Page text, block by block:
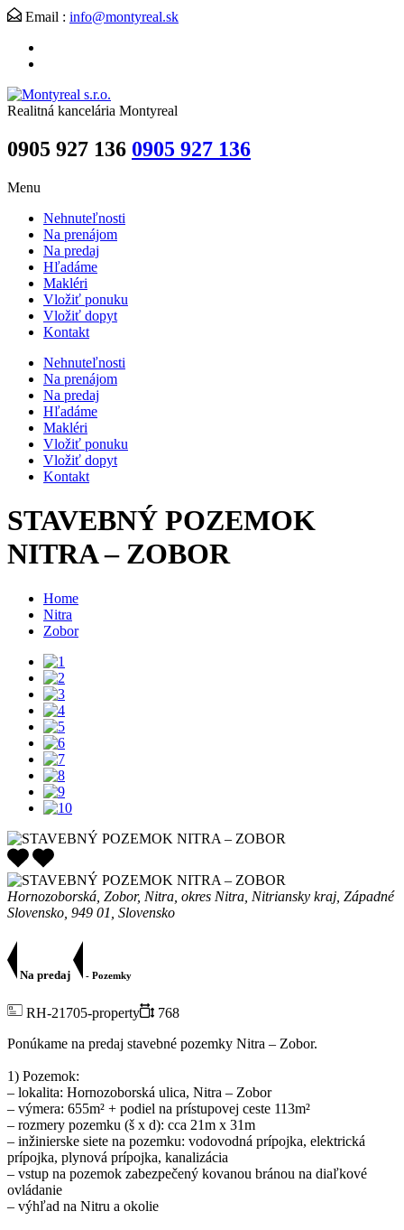
Email : info@montyreal.sk
Realitná kancelária Montyreal
0905 927 136 0905 927 136
Menu
Nehnuteľnosti
Na prenájom
Na predaj
Hľadáme
Makléri
Vložiť ponuku
Vložiť dopyt
Kontakt
Nehnuteľnosti
Na prenájom
Na predaj
Hľadáme
Makléri
Vložiť ponuku
Vložiť dopyt
Kontakt
STAVEBNÝ POZEMOK
NITRA – ZOBOR
Home
Nitra
Zobor
Hornozoborská, Zobor, Nitra, okres Nitra, Nitriansky kraj, Západné
Slovensko, 949 01, Slovensko
Na predaj - Pozemky
RH-21705-property
768
Ponúkame na predaj stavebné pozemky Nitra – Zobor.
1) Pozemok:
– lokalita: Hornozoborská ulica, Nitra – Zobor
– výmera: 655m² + podiel na prístupovej ceste 113m²
– rozmery pozemku (š x d): cca 21m x 31m
– inžinierske siete na pozemku: vodovodná prípojka, elektrická
prípojka, plynová prípojka, kanalizácia
– vstup na pozemok zabezpečený kovanou bránou na diaľkové
ovládanie
– výhľad na Nitru a okolie